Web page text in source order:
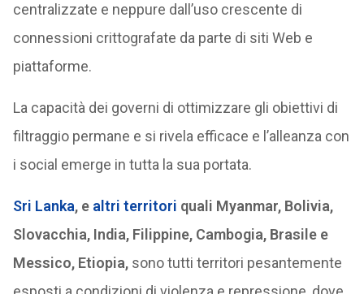
centralizzate e neppure dall’uso crescente di
connessioni crittografate da parte di siti Web e
piattaforme.
La capacità dei governi di ottimizzare gli obiettivi di
filtraggio permane e si rivela efficace e l’alleanza con
i social emerge in tutta la sua portata.
Sri Lanka, e altri territori quali Myanmar, Bolivia,
Slovacchia, India, Filippine, Cambogia, Brasile e
Messico, Etiopia, sono tutti territori pesantemente